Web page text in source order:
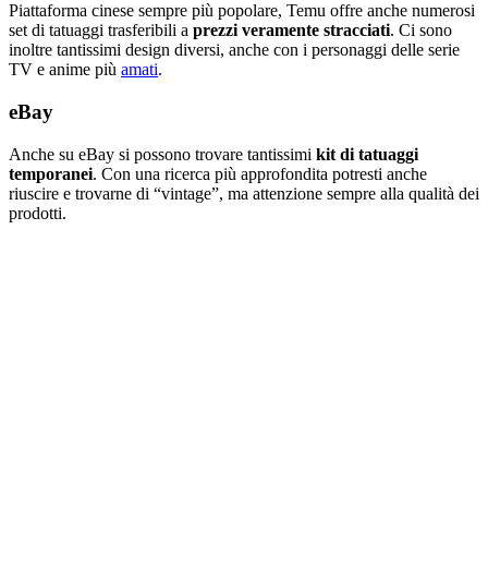
Piattaforma cinese sempre più popolare, Temu offre anche numerosi
set di tatuaggi trasferibili a prezzi veramente stracciati. Ci sono
inoltre tantissimi design diversi, anche con i personaggi delle serie
TV e anime più amati.
eBay
Anche su eBay si possono trovare tantissimi kit di tatuaggi
temporanei. Con una ricerca più approfondita potresti anche
riuscire e trovarne di “vintage”, ma attenzione sempre alla qualità dei
prodotti.